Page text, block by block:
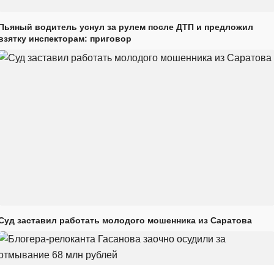
водитель уснул за рулем после ДТП и предложил
инспекторам: приговор
заставил работать молодого мошенника из Саратова